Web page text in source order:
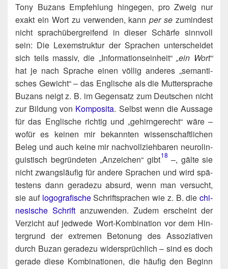
Tony Buzans Emp­feh­lung hin­ge­gen, pro Zweig nur
exakt ein Wort zu ver­wen­den, kannper se zumin­dest
nicht sprach­über­grei­fend in die­ser Schär­fe sinn­voll
sein: Die Lexem­struk­tur der Spra­chen unter­schei­det
sich teils mas­siv, die „Infor­ma­ti­ons­ein­heit“„ein Wort“
hat je nach Spra­che einen völ­lig ande­res „seman­ti­
sches Gewicht“ – das Eng­li­sche als die Mut­ter­spra­che
Buzans neigt z. B. im Gegen­satz zum Deut­schen nicht
zur Bil­dung von Kom­po­si­ta. Selbst wenn die Aus­sa­ge
für das Eng­li­sche rich­tig und „gehirn­ge­recht“ wäre –
wofür es kei­nen mir bekann­ten wis­sen­schaft­li­chen
Beleg und auch kei­ne mir nach­voll­zieh­ba­ren neu­ro­lin­
gu­is­tisch begrün­de­ten „Anzei­chen“ gibt​18 –, gäl­te sie
nicht zwangs­läu­fig für ande­re Spra­chen und wird spä­
tes­tens dann gera­de­zu absurd, wenn man ver­sucht,
sie auf logo­gra­fi­scheSchrift­spra­chen wie z. B. die chi­
ne­si­sche Schrift anzu­wen­den. Zudem erscheint der
Ver­zicht auf jed­we­de Wort-Kom­bi­na­ti­on vor dem Hin­
ter­grund der extre­men Beto­nung des Asso­zia­ti­ven
durch Buzan gera­de­zu wider­sprüch­lich – sind es doch
gera­de die­se Kom­bi­na­tio­nen, die häu­fig den Beginn